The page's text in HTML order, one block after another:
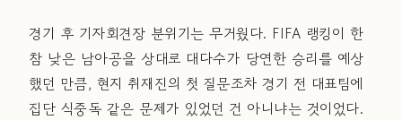
경기 후 기자회견장 분위기는 무거웠다. FIFA 랭킹이 한
참 낮은 남아공을 상대로 대다수가 당연한 승리를 예상
했던 만큼, 현지 취재진의 첫 질문조차 경기 전 대표팀에
집단 식중독 같은 문제가 있었던 건 아니냐는 것이었다.